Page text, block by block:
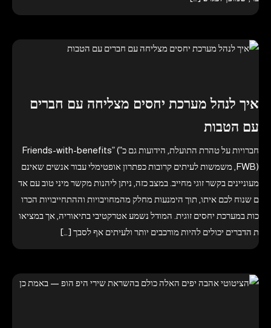
איך לנהל מערכת יחסים מצליחה עם חברים
עם הטבות
חברויות על טהרת התועלת, הידועות גם כ”Friends-with-benefits” (
FWB), משמשות לעיתים קרובות כפתרון אופטימלי עבור אנשים שאינם
מעוניינים בקשר זוגי מחייב. במצב כזה, ניתן ליהנות מקשר מיני טוב עם אד
ם שנוח לכם איתו, תוך הימנעות מחלק מהמחויבויות וההתחייבויות הכרו
כות במערכת יחסים זוגית. המודל נשמע אטרקטיבי בתיאוריה, אך במציאו
ת הדברים יכולים להיות מורכבים יותר ולעיתים אף לסבך […]